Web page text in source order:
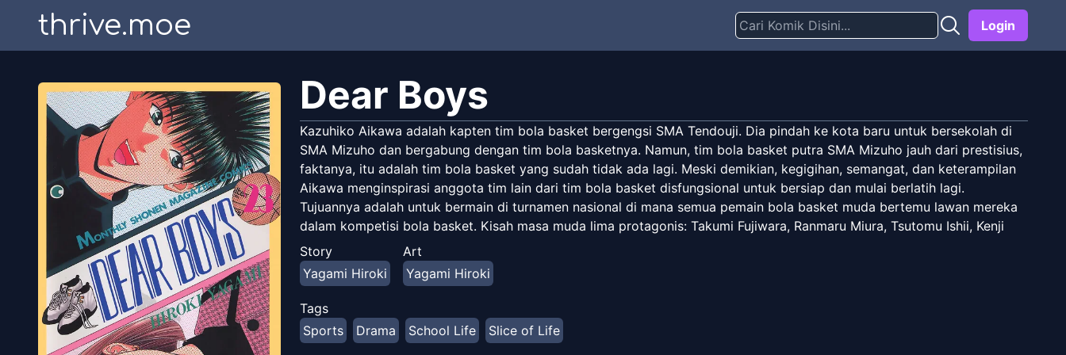
thrive.moe Login
Dear Boys
Kazuhiko Aikawa adalah kapten tim bola basket bergengsi SMA Tendouji. Dia pindah ke kota baru untuk bersekolah di
SMA Mizuho dan bergabung dengan tim bola basketnya. Namun, tim bola basket putra SMA Mizuho jauh dari prestisius,
faktanya, itu adalah tim bola basket yang sudah tidak ada lagi. Meski demikian, kegigihan, semangat, dan keterampilan
Aikawa menginspirasi anggota tim lain dari tim bola basket disfungsional untuk bersiap dan mulai berlatih lagi.
Tujuannya adalah untuk bermain di turnamen nasional di mana semua pemain bola basket muda bertemu lawan mereka
dalam kompetisi bola basket. Kisah masa muda lima protagonis: Takumi Fujiwara, Ranmaru Miura, Tsutomu Ishii, Kenji
Dobashi, dan Aikawa baru saja dimulai seiring dengan kehidupan tim bola basket putra SMA Mizuho.
Story
Yagami Hiroki
Art
Yagami Hiroki
Tags
Sports
Drama School Life Slice of Life